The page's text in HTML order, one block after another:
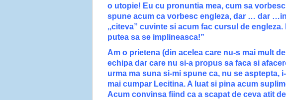
o utopie! Eu cu pronuntia mea, cum sa
spune acum ca vorbesc engleza, dar … dar
,,citeva” cuvinte si acum fac cursul de
putea sa se implineasca!”
Am o prietena (din acelea care nu-s mai mult
echipa dar care nu si-a propus sa faca si
urma ma suna si-mi spune ca, nu se asptepta,
mai cumpar Lecitina. A luat si pina acum
Acum convinsa fiind ca a scapat de ceva atit